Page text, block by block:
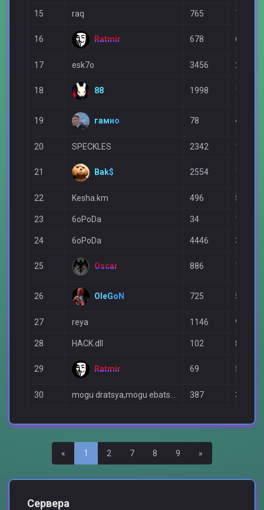
15 raq 765 795
16 Ratmir 678 677
17 esk7o 3456 2505
18 88 1998 1800
19 гамно 78 44
20 SPECKLES 2342 1940
21 Bak$ 2554 1724
22 Kesha.km 496 528
23 6oPoDa 34 16
24 6oPoDa 4446 3808
25 Oscar 886 760
26 OleGoN 725 596
27 reya 1146 988
28 HACK.dll 102 85
29 Ratmir 69 56
30 387 374
« Назад
1 2 7 8 9 »
Сервера